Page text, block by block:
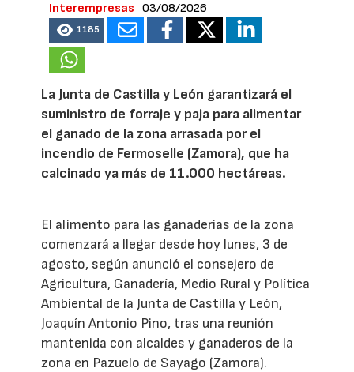
Interempresas 03/08/2026
1185
La Junta de Castilla y León garantizará el
suministro de forraje y paja para alimentar
el ganado de la zona arrasada por el
incendio de Fermoselle (Zamora), que ha
calcinado ya más de 11.000 hectáreas.
El alimento para las ganaderías de la zona
comenzará a llegar desde hoy lunes, 3 de
agosto, según anunció el consejero de
Agricultura, Ganadería, Medio Rural y Política
Ambiental de la Junta de Castilla y León,
Joaquín Antonio Pino, tras una reunión
mantenida con alcaldes y ganaderos de la
zona en Pazuelo de Sayago (Zamora).